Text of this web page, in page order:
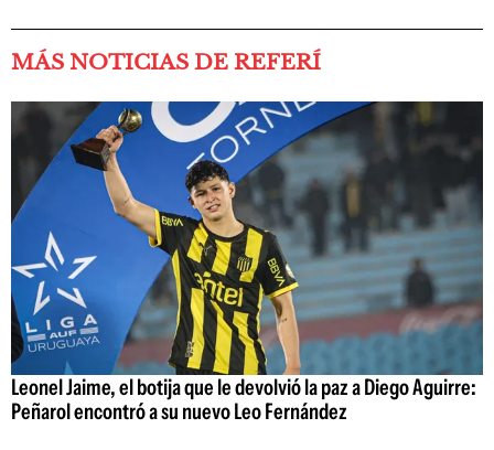
MÁS NOTICIAS DE REFERÍ
Leonel Jaime, el botija que le devolvió la paz a Diego Aguirre:
Peñarol encontró a su nuevo Leo Fernández